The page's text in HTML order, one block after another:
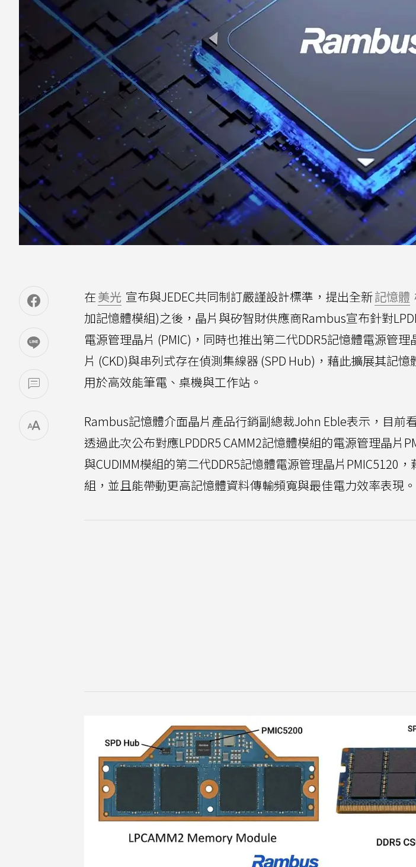
在美光 宣布與JEDEC共同制訂嚴謹設計標準，提出全新記憶體
加記憶體模組)之後，晶片與矽智財供應商Rambus宣布針對
電源管理晶片 (PMIC)，同時也推出第二代DDR5記憶體電源管
片 (CKD)與串列式存在偵測集線器 (SPD Hub)，藉此擴展其記
用於高效能筆電、桌機與工作站。
Rambus記憶體介面晶片產品行銷副總裁John Eble表示，目前
透過此次公布對應LPDDR5 CAMM2記憶體模組的電源管理晶片
與CUDIMM模組的第二代DDR5記憶體電源管理晶片PMIC5120
組，並且能帶動更高記憶體資料傳輸頻寬與最佳電力效率表現。